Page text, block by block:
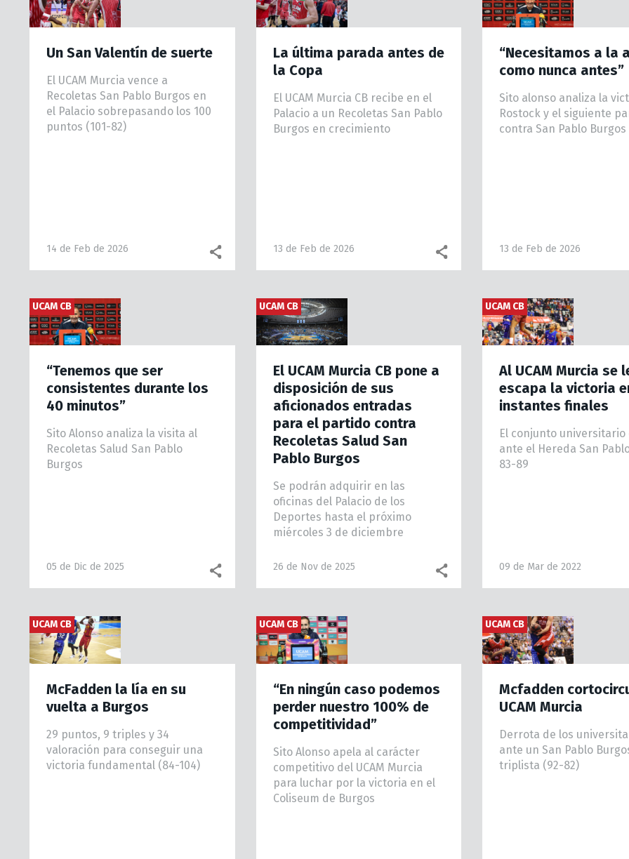
Un San Valentín de suerte
El UCAM Murcia vence a
Recoletas San Pablo Burgos en
el Palacio sobrepasando los 100
puntos (101-82)
14 de Feb de 2026
Facebook share
La última parada antes de
la Copa
El UCAM Murcia CB recibe en el
Palacio a un Recoletas San Pablo
Burgos en crecimiento
13 de Feb de 2026
“Necesitamos a la
como nunca antes”
Sito alonso analiza la
Rostock y el siguiente
contra San Pablo Burgos
13 de Feb de 2026
UCAM CB
“Tenemos que ser
consistentes durante los
40 minutos”
Sito Alonso analiza la visita al
Recoletas Salud San Pablo
Burgos
05 de Dic de 2025
Facebook share
UCAM CB
El UCAM Murcia CB pone a
disposición de sus
aficionados entradas
para el partido contra
Recoletas Salud San
Pablo Burgos
Se podrán adquirir en las
oficinas del Palacio de los
Deportes hasta el próximo
miércoles 3 de diciembre
26 de Nov de 2025
UCAM CB
Al UCAM Murcia se
escapa la victoria
instantes finales
El conjunto universitario
ante el Hereda San
83-89
09 de Mar de 2022
UCAM CB
McFadden la lía en su
vuelta a Burgos
29 puntos, 9 triples y 34
valoración para conseguir una
victoria fundamental (84-104)
UCAM CB
“En ningún caso podemos
perder nuestro 100% de
competitividad”
Sito Alonso apela al carácter
competitivo del UCAM Murcia
para luchar por la victoria en el
Coliseum de Burgos
UCAM CB
Mcfadden
UCAM Murcia
Derrota de los
ante un San Pablo
triplista (92-82)